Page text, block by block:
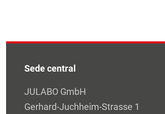
Sede central
JULABO GmbH
Gerhard-Juchheim-Strasse 1